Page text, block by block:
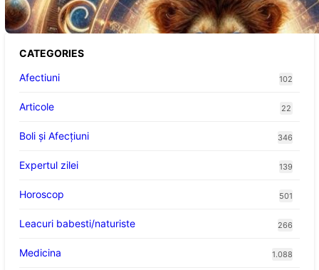
CATEGORIES
Afectiuni
102
Articole 22
Boli și Afecțiuni 346
Expertul zilei 139
Horoscop 501
Leacuri babesti/naturiste 266
Medicina 1.088